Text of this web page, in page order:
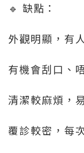
🔹 缺點：
外觀明顯，有
有機會刮口、
清潔較麻煩，
覆診較密，每